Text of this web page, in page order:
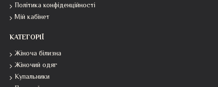
Політика конфіденційності
Мій кабінет
КАТЕГОРІЇ
Жіноча білизна
Жіночий одяг
Купальники